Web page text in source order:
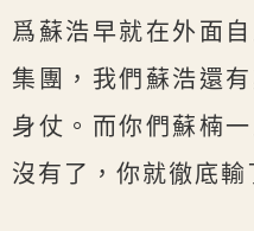
爲蘇浩早就在外面
集團，我們蘇浩還
身仗。而你們蘇楠
沒有了，你就徹底輸